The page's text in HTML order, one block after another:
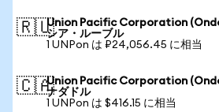
🇷🇺Union Pacific Corporation
シア・ルーブル
1 UNPon は ₽24,056.45 に相当
🇨🇦Union Pacific Corporation
ナダドル
1 UNPon は $416.15 に相当